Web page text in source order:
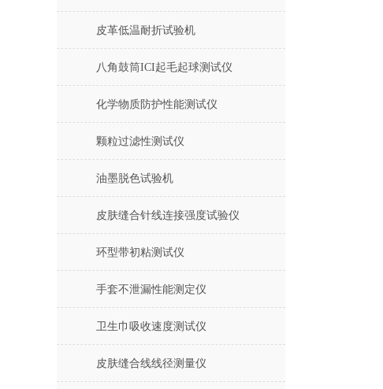
皮革低温耐折试验机
八角鼓筒ICI起毛起球测试仪
化学物质防护性能测试仪
颗粒过滤性测试仪
油墨脱色试验机
皮肤缝合针线连接强度试验仪
环型带初粘测试仪
手套不泄漏性能测定仪
卫生巾吸收速度测试仪
皮肤缝合线线径测量仪